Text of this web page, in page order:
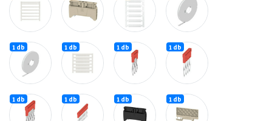
1 db 1 db 1 db 1 db
1 db 1 db 1 db 1 db